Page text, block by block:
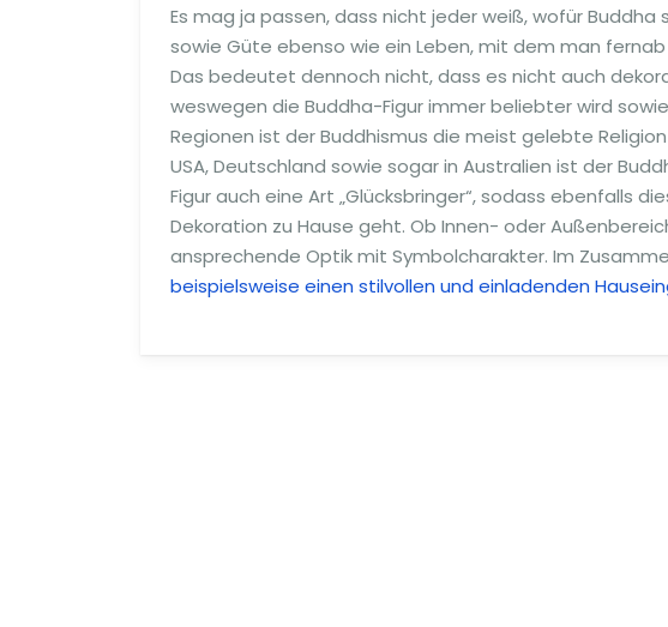
Es mag ja passen, dass nicht jeder weiß, wofür
sowie Güte ebenso wie ein Leben, mit dem man
Das bedeutet dennoch nicht, dass es nicht auch
weswegen die Buddha-Figur immer beliebter wird
Regionen ist der Buddhismus die meist gelebte
USA, Deutschland sowie sogar in Australien ist der
Figur auch eine Art „Glücksbringer“, sodass ebenfalls
Dekoration zu Hause geht. Ob Innen- oder
ansprechende Optik mit Symbolcharakter. Im
beispielsweise einen stilvollen und einladenden